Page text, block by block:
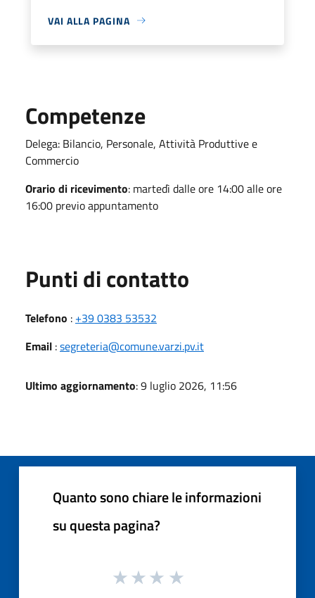
VAI ALLA PAGINA
Competenze
Delega: Bilancio, Personale, Attività Produttive e
Commercio
Orario di ricevimento: martedì dalle ore 14:00 alle ore
16:00 previo appuntamento
Punti di contatto
Telefono : +39 0383 53532
Email :segreteria@comune.varzi.pv.it
Ultimo aggiornamento: 9 luglio 2026, 11:56
Quanto sono chiare le informazioni
su questa pagina?